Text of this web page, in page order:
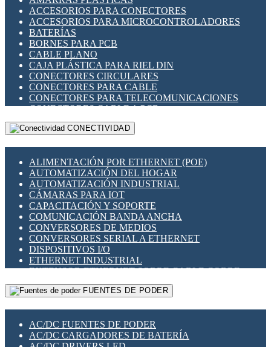
INDICADORES PARA PANEL
INTERFACES DE RELÉ
INTERRUPTORES FIN DE CARRERA
LLAVES CONMUTADORAS
MEDIDORES DE ENERGÍA Y TC'S DE CORRIENTE
MOTORES PASO A PASO
PANTALLAS HMI
PLC -CONTROLADORES LÓGICO PROGRAMABLES
PROGRAMADORES DE HORARIO
RELÉS DE PROTECCIÓN
SENSORES CAPACITIVOS
SENSORES INDUCTIVOS
TEMPORIZADORES
VARIACS
VARIADORES DE FRECUENCIA [VDF]
SECCIONADORES - INTERRUPTORES
MAQUINARIA
ACCESORIOS PARA CONECTORES
ACCESORIOS PARA MICROCONTROLADORES
BATERÍAS
BORNES PARA PCB
CABLE PLANO
CAJA PLÁSTICA PARA RIEL DIN
CONECTORES CIRCULARES
CONECTORES PARA CABLE
CONECTORES PARA TELECOMUNICACIONES
CONECTORES CABLE A PCB
CONECTORES PCB A CABLE
DIP SWITCHES
HERRAMIENTAS VARIAS
ILUMINACIÓN LED
INTERRUPTORES REED
INTERFACES DE RELÉ
OTROS RELÉS
PROTECCIÓN TÉRMICA
RELÉS AUTOMOTRICES
RELÉS DE SEÑAL
RELÉS DE ESTADO SÓLIDO SSR
RELÉS INDUSTRIALES
RELÉS MINIATURA DE POTENCIA
SENSORES MAGNÉTICOS
SWITCH Y MICROSWITCH
TARJETAS PI
CONECTIVIDAD
ALIMENTACIÓN POR ETHERNET (POE)
AUTOMATIZACIÓN DEL HOGAR
AUTOMATIZACIÓN INDUSTRIAL
CÁMARAS PARA IOT
CAPACITACIÓN Y SOPORTE
COMUNICACIÓN BANDA ANCHA
CONVERSORES DE MEDIOS
CONVERSORES SERIAL A ETHERNET
DISPOSITIVOS I/O
ETHERNET INDUSTRIAL
EXTENSOR ETHERNET SOBRE CABLE COBRE
GATEWAY LORAWAN
GESTIÓN DE REDES
PLACAS MODULARES IOT
SWITCHES Y REDES WIFI
FUENTES DE PODER
AC/DC FUENTES DE PODER
AC/DC CARGADORES DE BATERÍA